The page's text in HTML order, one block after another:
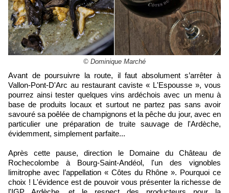
© Dominique Marché
Avant de poursuivre la route, il faut absolument s’arrêter à
Vallon-Pont-D'Arc au restaurant caviste « L'Espousse », vous
pourrez ainsi tester quelques vins ardéchois avec un menu à
base de produits locaux et surtout ne partez pas sans avoir
savouré sa poêlée de champignons et la pêche du jour, avec en
particulier une préparation de truite sauvage de l'Ardèche,
évidemment, simplement parfaite...
Après cette pause, direction le Domaine du Château de
Rochecolombe à Bourg-Saint-Andéol, l'un des vignobles
limitrophe avec l’appellation « Côtes du Rhône ». Pourquoi ce
choix ! L'évidence est de pouvoir vous présenter la richesse de